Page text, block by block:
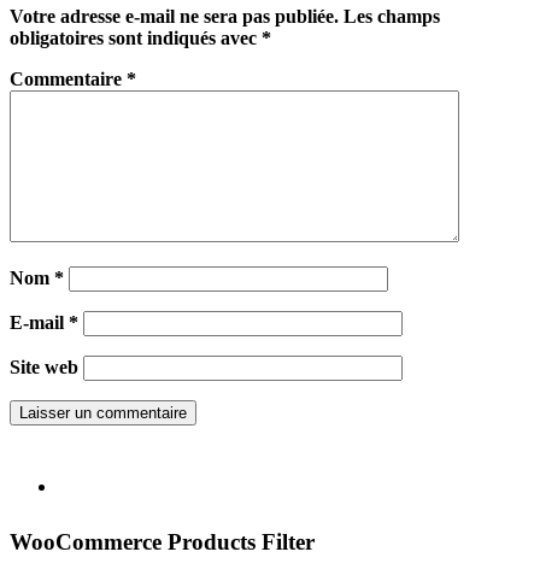
Votre adresse e-mail ne sera pas publiée. Les champs
obligatoires sont indiqués avec *
Commentaire *
Nom *
E-mail *
Site web
WooCommerce Products Filter